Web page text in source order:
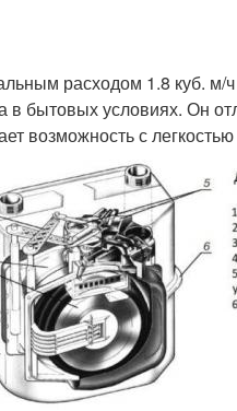
расходом 1.8 куб. м/
в бытовых условиях. Он
возможность с